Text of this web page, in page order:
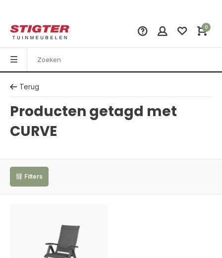
0
Terug
Producten getagd met
CURVE
Filters